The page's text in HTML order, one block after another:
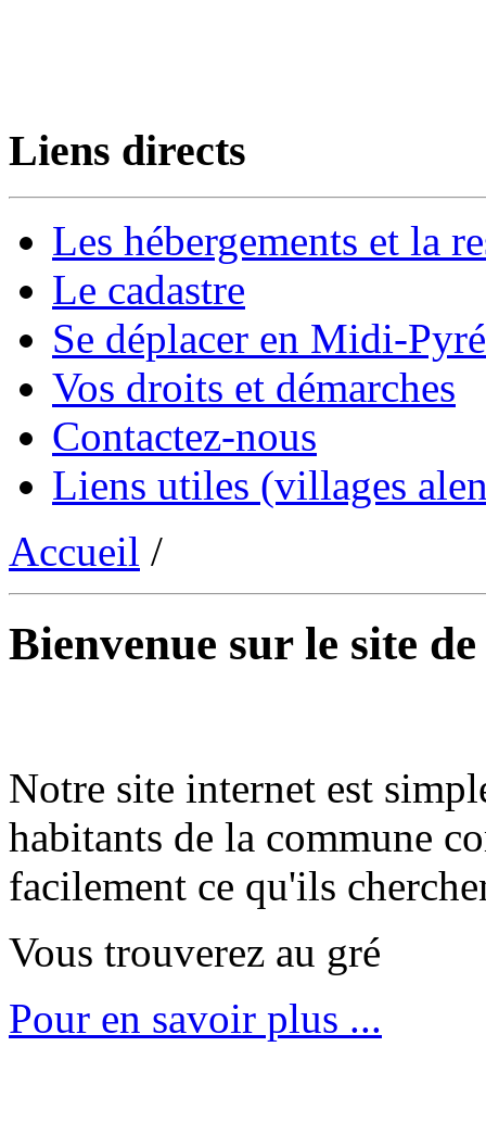
Liens directs
Les hébergements et la
Le cadastre
Se déplacer en Midi-
Vos droits et démarches
Contactez-nous
Liens utiles (villages
Accueil /
Bienvenue sur le site
Notre site internet est
habitants de la commune
facilement ce qu'ils
Vous trouverez au gré
Pour en savoir plus ...